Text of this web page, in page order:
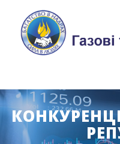
content